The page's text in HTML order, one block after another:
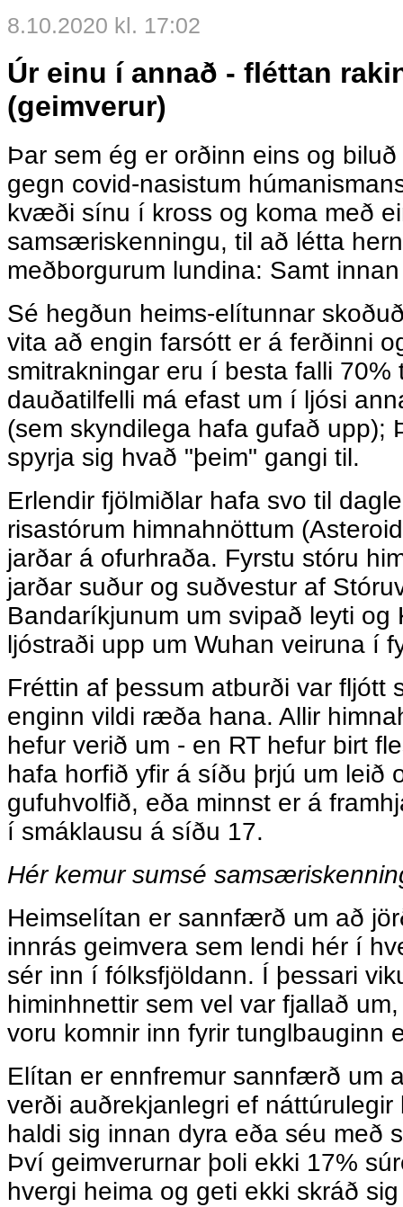
8.10.2020 kl. 17:02
Úr einu í annað - fléttan
(geimverur)
Þar sem ég er orðinn eins og
gegn covid-nasistum
kvæði sínu í kross og koma með
samsæriskenningu, til að létta
meðborgurum lundina: Samt
Sé hegðun heims-elítunnar
vita að engin farsótt er á ferðinni
smitrakningar eru í besta falli 70%
dauðatilfelli má efast um í ljósi
(sem skyndilega hafa gufað upp);
spyrja sig hvað "þeim" gangi til.
Erlendir fjölmiðlar hafa svo til
risastórum himnahnöttum
jarðar á ofurhraða. Fyrstu stóru
jarðar suður og suðvestur af
Bandaríkjunum um svipað leyti
ljóstraði upp um Wuhan veiruna í
Fréttin af þessum atburði var fljótt
enginn vildi ræða hana. Allir
hefur verið um - en RT hefur birt
hafa horfið yfir á síðu þrjú um leið
gufuhvolfið, eða minnst er á
í smáklausu á síðu 17.
Hér kemur sumsé
Heimselítan er sannfærð um að
innrás geimvera sem lendi hér í
sér inn í fólksfjöldann. Í þessari
himinhnettir sem vel var fjallað
voru komnir inn fyrir tunglbauginn
Elítan er ennfremur sannfærð um
verði auðrekjanlegri ef
haldi sig innan dyra eða séu með
Því geimverurnar þoli ekki 17%
hvergi heima og geti ekki skráð